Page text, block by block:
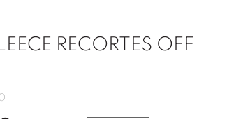
RECORTES OFF